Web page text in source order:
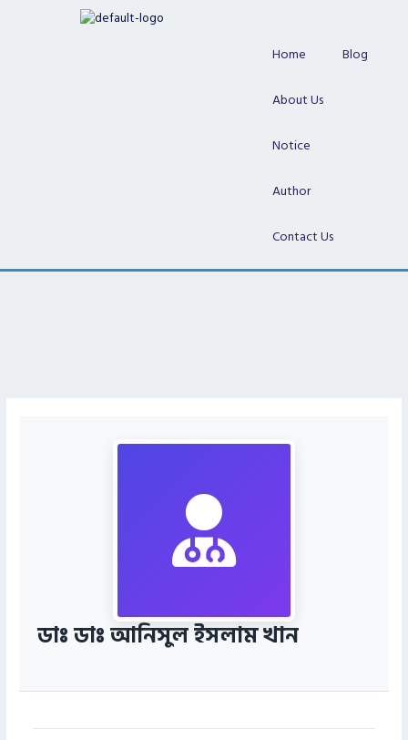
Home Blog
About Us
Notice
Author
Contact Us
ডাঃ ডাঃ আনিসুল ইসলাম খান